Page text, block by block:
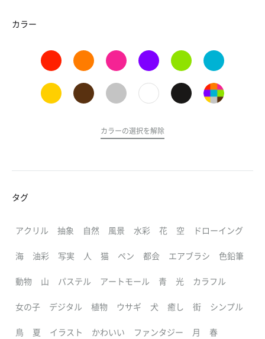
カラー
カラーの選択を解除
タグ
アクリル 抽象 自然 風景 水彩 花 空 ドローイング
海 油彩 写実 人 猫 ペン 都会 エアブラシ 色鉛筆
動物 山 パステル アートモール 青 光 カラフル
女の子 デジタル 植物 ウサギ 犬 癒し 街 シンプル
鳥 夏 イラスト かわいい ファンタジー 月 春